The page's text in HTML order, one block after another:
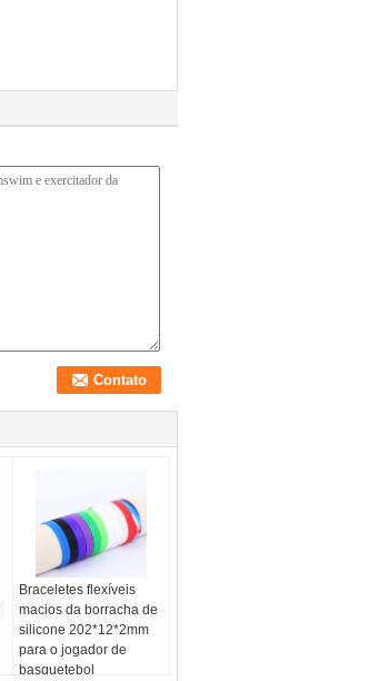
Braceletes flexíveis
macios da borracha de
silicone 202*12*2mm
para o jogador de
basquetebol